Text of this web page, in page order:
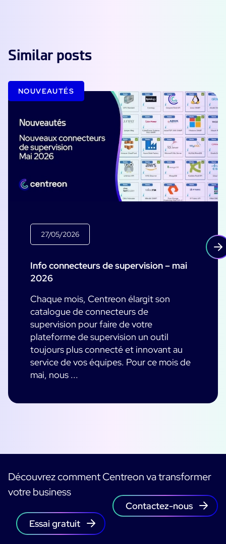
Similar posts
NOUVEAUTÉS
27/05/2026
Info connecteurs de supervision – mai
2026
Chaque mois, Centreon élargit son
catalogue de connecteurs de
supervision pour faire de votre
plateforme de supervision un outil
toujours plus connecté et innovant au
service de vos équipes. Pour ce mois de
mai, nous ...
Découvrez comment Centreon va transformer
votre business
Contactez-nous
Essai gratuit